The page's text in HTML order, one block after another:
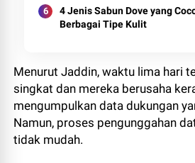
4 Jenis Sabun Dove yang
Berbagai Tipe Kulit
Menurut Jaddin, waktu lima hari
singkat dan mereka berusaha
mengumpulkan data dukungan
Namun, proses pengunggahan
tidak mudah.